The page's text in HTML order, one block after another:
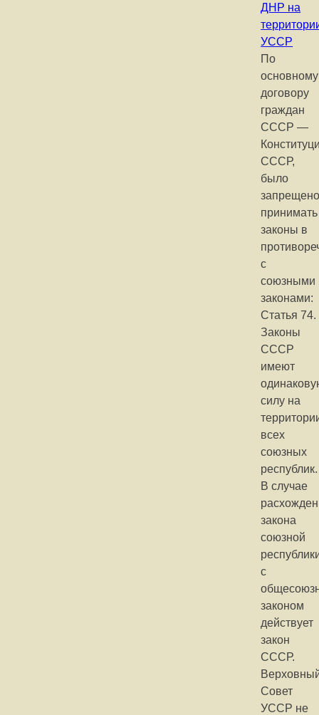
ДНР на
УССР
По
основному
договору
граждан
СССР —
СССР,
было
принимать
законы в
с
союзными
законами:
Статья 74.
Законы
СССР
имеют
силу на
всех
союзных
республик.
В случае
закона
союзной
с
законом
действует
закон
СССР.
Совет
УССР не